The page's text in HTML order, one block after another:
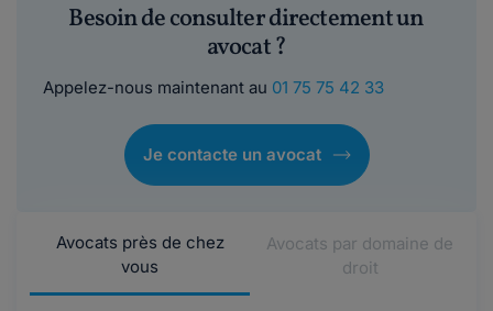
Besoin de consulter directement un
avocat ?
Appelez-nous maintenant au 01 75 75 42 33
Je contacte un avocat
Avocats près de chez
vous
Avocats par domaine de
droit